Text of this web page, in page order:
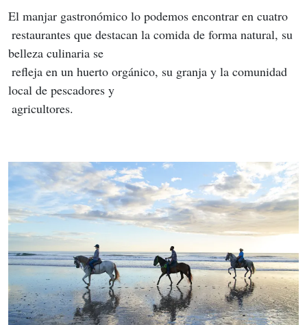
El manjar gastronómico lo podemos encontrar en cuatro
belleza culinaria se
local de pescadores y
agricultores.